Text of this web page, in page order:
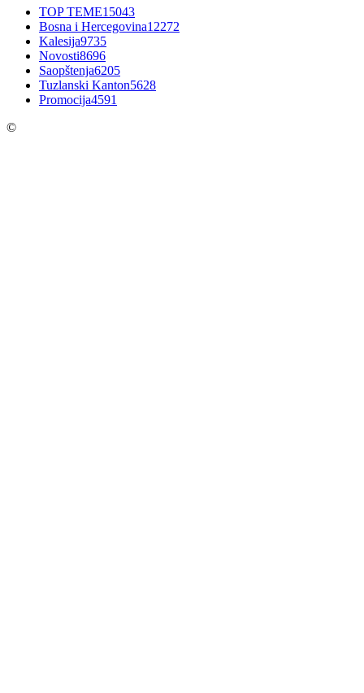
TOP TEME15043
Bosna i Hercegovina12272
Kalesija9735
Novosti8696
Saopštenja6205
Tuzlanski Kanton5628
Promocija4591
©